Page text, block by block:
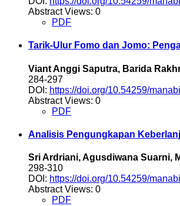
Abstract Views: 0
PDF
Tarik-Ulur Fomo dan Jomo:
Viant Anggi Saputra, Barida
284-297
DOI: https://doi.org/10.54259/
Abstract Views: 0
PDF
Analisis Pengungkapan
Sri Ardriani, Agusdiwana Suarni,
298-310
DOI: https://doi.org/10.54259/
Abstract Views: 0
PDF